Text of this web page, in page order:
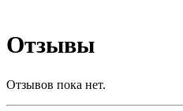
Отзывы
Отзывов пока нет.